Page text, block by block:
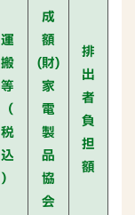
運
搬
等
（
税
込
）
成
額
(財)
家
電
製
品
協
会
排
出
者
負
担
額